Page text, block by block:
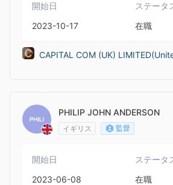
開始日
2023-10-17
ステータ
在職
CAPITAL COM (UK)
PHILIP JOHN ANDERSON
イギリス 監督
開始日
2023-06-08
ステータ
在職